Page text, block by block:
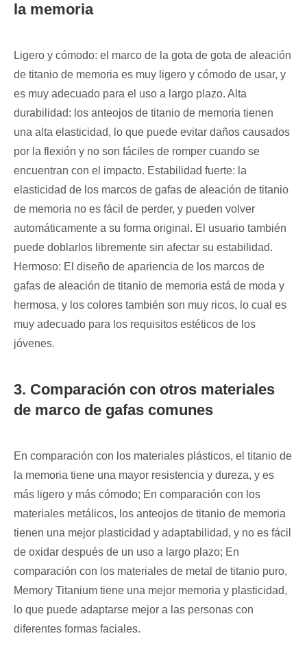
la memoria
Ligero y cómodo: el marco de la gota de gota de aleación
de titanio de memoria es muy ligero y cómodo de usar, y
es muy adecuado para el uso a largo plazo. Alta
durabilidad: los anteojos de titanio de memoria tienen
una alta elasticidad, lo que puede evitar daños causados ​​
por la flexión y no son fáciles de romper cuando se
encuentran con el impacto. Estabilidad fuerte: la
elasticidad de los marcos de gafas de aleación de titanio
de memoria no es fácil de perder, y pueden volver
automáticamente a su forma original. El usuario también
puede doblarlos libremente sin afectar su estabilidad.
Hermoso: El diseño de apariencia de los marcos de
gafas de aleación de titanio de memoria está de moda y
hermosa, y los colores también son muy ricos, lo cual es
muy adecuado para los requisitos estéticos de los
jóvenes.
3. Comparación con otros materiales
de marco de gafas comunes
En comparación con los materiales plásticos, el titanio de
la memoria tiene una mayor resistencia y dureza, y es
más ligero y más cómodo; En comparación con los
materiales metálicos, los anteojos de titanio de memoria
tienen una mejor plasticidad y adaptabilidad, y no es fácil
de oxidar después de un uso a largo plazo; En
comparación con los materiales de metal de titanio puro,
Memory Titanium tiene una mejor memoria y plasticidad,
lo que puede adaptarse mejor a las personas con
diferentes formas faciales.